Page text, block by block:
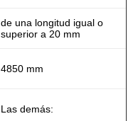
de una longitud igual o
superior a 20 mm
4850 mm
Las demás: